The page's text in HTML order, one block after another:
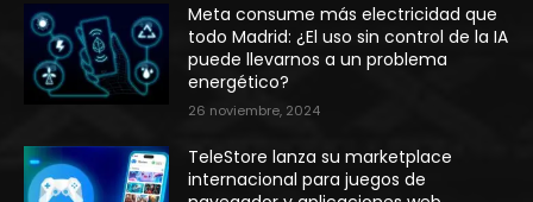
Meta consume más electricidad que
todo Madrid: ¿El uso sin control de la IA
puede llevarnos a un problema
energético?
26 noviembre, 2024
TeleStore lanza su marketplace
internacional para juegos de